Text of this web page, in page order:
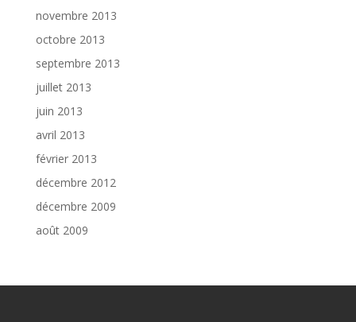
novembre 2013
octobre 2013
septembre 2013
juillet 2013
juin 2013
avril 2013
février 2013
décembre 2012
décembre 2009
août 2009